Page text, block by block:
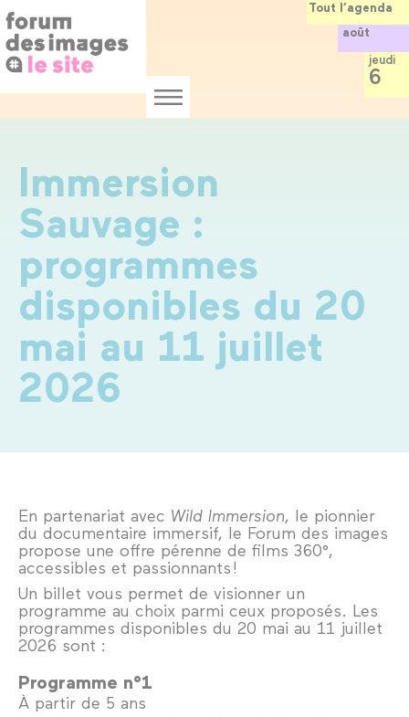
au
contenu
principal
Menu
Immersion
Sauvage :
programmes
disponibles du 20
mai au 11 juillet
2026
En partenariat avec Wild Immersion, le pionnier
du documentaire immersif, le Forum des images
propose une offre pérenne de films 360°,
accessibles et passionnants !
Un billet vous permet de visionner un
programme au choix parmi ceux proposés. Les
programmes disponibles du 20 mai au 11 juillet
2026 sont :
Programme n°1
À partir de 5 ans
Tout l’agenda
août
jeudi
6